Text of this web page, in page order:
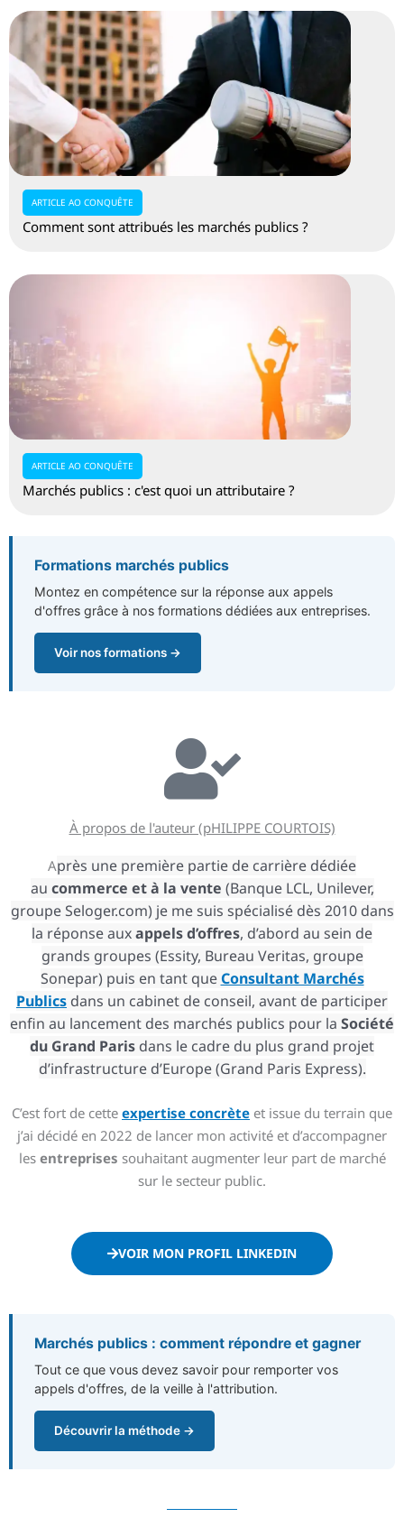
ARTICLE AO CONQUÊTE
Comment sont attribués les marchés publics ?
ARTICLE AO CONQUÊTE
Marchés publics : c'est quoi un attributaire ?
Formations marchés publics
Montez en compétence sur la réponse aux appels
d'offres grâce à nos formations dédiées aux entreprises.
Voir nos formations →
À propos de l'auteur (pHILIPPE COURTOIS)
Après une première partie de carrière dédiée
au commerce et à la vente (Banque LCL, Unilever,
groupe Seloger.com) je me suis spécialisé dès 2010 dans
la réponse auxappels d’offres, d’abord au sein de
grands groupes (Essity, Bureau Veritas, groupe
Sonepar) puis en tant queConsultant Marchés
Publics dans un cabinet de conseil, avant de participer
enfin au lancement des marchés publics pour la Société
du Grand Paris dans le cadre du plus grand projet
d’infrastructure d’Europe (Grand Paris Express).
C’est fort de cette expertise concrète et issue du terrain que
j’ai décidé en 2022 de lancer mon activité et d’accompagner
les entreprises souhaitant augmenter leur part de marché
sur le secteur public.
VOIR MON PROFIL LINKEDIN
Marchés publics : comment répondre et gagner
Tout ce que vous devez savoir pour remporter vos
appels d'offres, de la veille à l'attribution.
Découvrir la méthode →